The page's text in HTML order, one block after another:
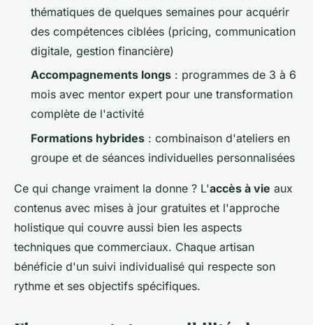
thématiques de quelques semaines pour acquérir
des compétences ciblées (pricing, communication
digitale, gestion financière)
Accompagnements longs : programmes de 3 à 6
mois avec mentor expert pour une transformation
complète de l'activité
Formations hybrides : combinaison d'ateliers en
groupe et de séances individuelles personnalisées
Ce qui change vraiment la donne ? L'accès à vie aux
contenus avec mises à jour gratuites et l'approche
holistique qui couvre aussi bien les aspects
techniques que commerciaux. Chaque artisan
bénéficie d'un suivi individualisé qui respecte son
rythme et ses objectifs spécifiques.